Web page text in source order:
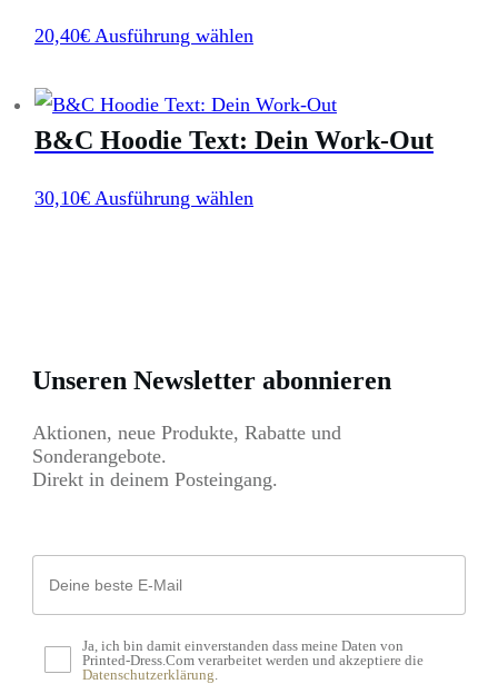
Produktseite
werden
Die
können
auf
Produktseite
20,40€ Ausführung wählen
weist
mehrere
auf.
der
werden
B&C Hoodie Text: Dein Work-Out
30,10€ Ausführung wählen
auf.
Optionen
können
gewählt
werden
Unseren Newsletter abonnieren
Aktionen, neue Produkte, Rabatte und
Sonderangebote.
Direkt in deinem Posteingang.
Ja, ich bin damit einverstanden dass meine Daten von
Printed-Dress.Com verarbeitet werden und akzeptiere die
Datenschutzerklärung